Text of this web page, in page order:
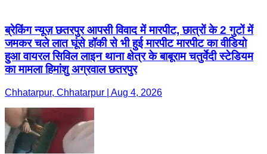
ब्रेकिंग न्यूज़ छतरपुर आपसी विवाद में मारपीट, छात्रों के 2 गुटों में
जमकर चले लात घूंसे हॉकी से भी हुई मारपीट मारपीट का वीडियो
हुआ वायरल सिविल लाइन थाना क्षेत्र के बाबूराम चतुर्वेदी स्टेडियम
का मामला हिमांशु अग्रवाल छतरपुर
Chhatarpur, Chhatarpur | Aug 4, 2026